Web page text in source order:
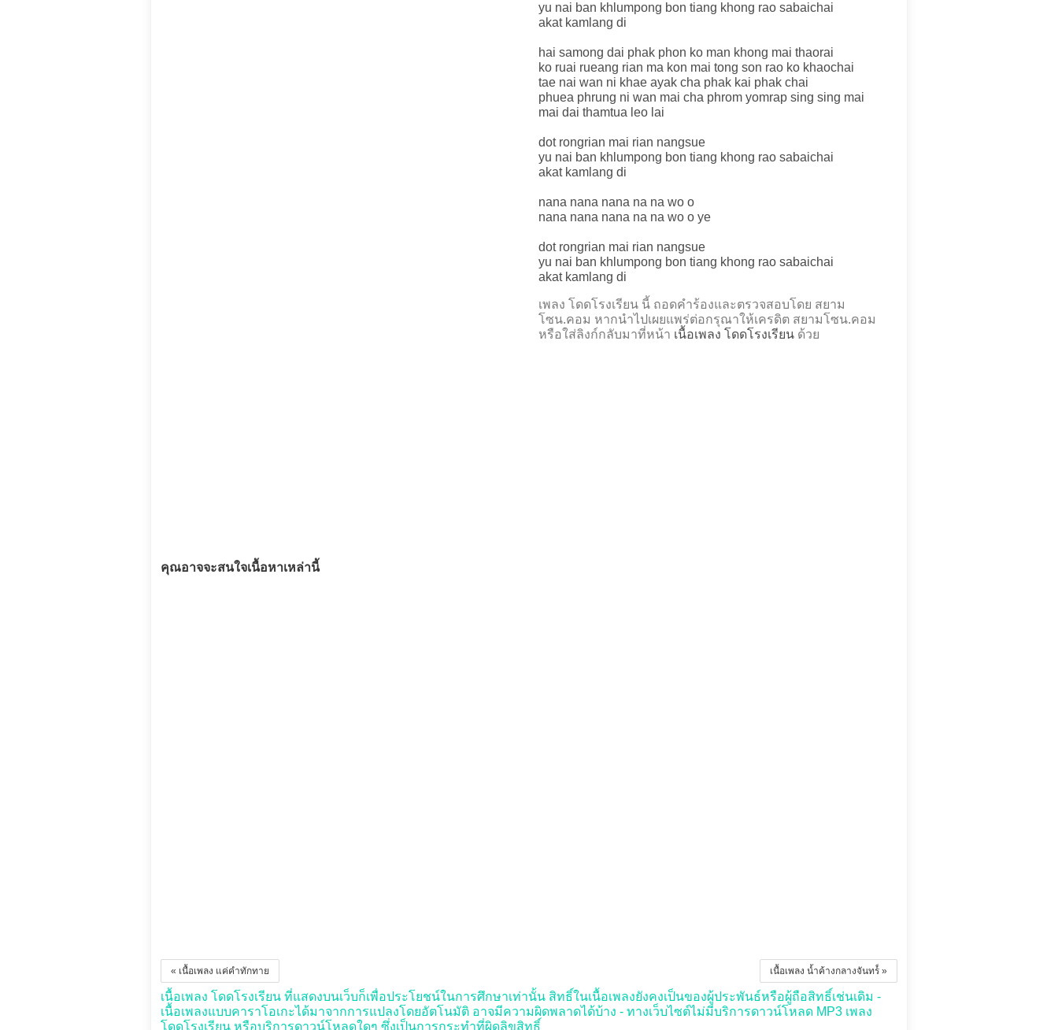
yu nai ban khlumpong bon tiang khong rao sabaichai
akat kamlang di
hai samong dai phak phon ko man khong mai thaorai
ko ruai rueang rian ma kon mai tong son rao ko khaochai
tae nai wan ni khae ayak cha phak kai phak chai
phuea phrung ni wan mai cha phrom yomrap sing sing mai
mai dai thamtua leo lai
dot rongrian mai rian nangsue
yu nai ban khlumpong bon tiang khong rao sabaichai
akat kamlang di
nana nana nana na na wo o
nana nana nana na na wo o ye
dot rongrian mai rian nangsue
yu nai ban khlumpong bon tiang khong rao sabaichai
akat kamlang di
เพลง โดดโรงเรียน นี้ ถอดคำร้องและตรวจสอบโดย สยาม
โซน.คอม หากนำไปเผยแพร่ต่อกรุณาให้เครดิต สยามโซน.คอม
หรือใส่ลิงก์กลับมาที่หน้า เนื้อเพลง โดดโรงเรียน ด้วย
คุณอาจจะสนใจเนื้อหาเหล่านี้
เนื้อเพลง น้ำค้างกลางจันทร์์ »
« เนื้อเพลง แค่คำทักทาย
เนื้อเพลง โดดโรงเรียน ที่แสดงบนเว็บก็เพื่อประโยชน์ในการศึกษาเท่านั้น สิทธิ์ในเนื้อเพลงยังคงเป็นของผู้ประพันธ์หรือผู้ถือสิทธิ์เช่นเดิม -
เนื้อเพลงแบบคาราโอเกะได้มาจากการแปลงโดยอัตโนมัติ อาจมีความผิดพลาดได้บ้าง - ทางเว็บไซต์ไม่มีบริการดาวน์โหลด MP3 เพลง
โดดโรงเรียน หรือบริการดาวน์โหลดใดๆ ซึ่งเป็นการกระทำที่ผิดลิขสิทธิ์